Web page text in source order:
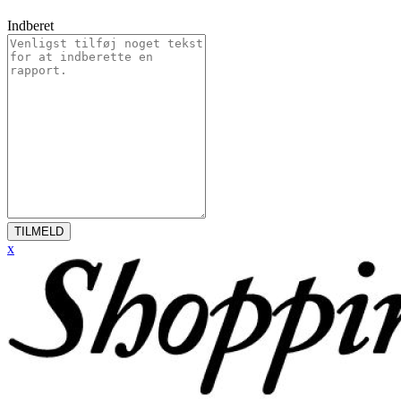
Indberet
TILMELD
x